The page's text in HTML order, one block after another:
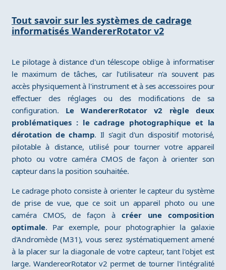
Tout savoir sur les systèmes de cadrage
informatisés WandererRotator v2
Le pilotage à distance d'un télescope oblige à informatiser
le maximum de tâches, car l'utilisateur n'a souvent pas
accès physiquement à l'instrument et à ses accessoires pour
effectuer des réglages ou des modifications de sa
configuration. Le WandererRotator v2 règle deux
problématiques : le cadrage photographique et la
dérotation de champ. Il s'agit d'un dispositif motorisé,
pilotable à distance, utilisé pour tourner votre appareil
photo ou votre caméra CMOS de façon à orienter son
capteur dans la position souhaitée.
Le cadrage photo consiste à orienter le capteur du système
de prise de vue, que ce soit un appareil photo ou une
caméra CMOS, de façon àcréer une composition
optimale. Par exemple, pour photographier la galaxie
d'Andromède (M31), vous serez systématiquement amené
à la placer sur la diagonale de votre capteur, tant l'objet est
large. WandereorRotator v2 permet de tourner l'intégralité